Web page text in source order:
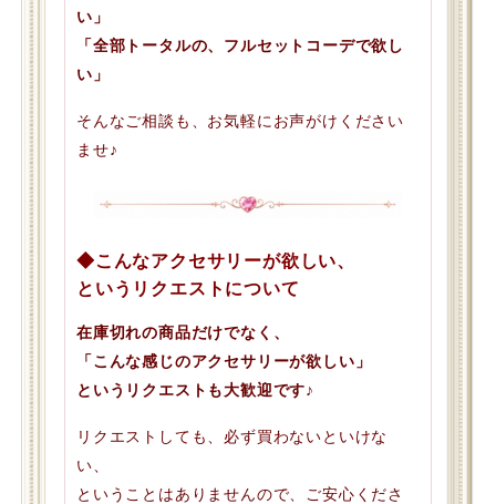
い」
「全部トータルの、フルセットコーデで欲し
い」
そんなご相談も、お気軽にお声がけください
ませ♪
◆こんなアクセサリーが欲しい、
というリクエストについて
在庫切れの商品だけでなく、
「こんな感じのアクセサリーが欲しい」
というリクエストも大歓迎です♪
リクエストしても、必ず買わないといけな
い、
ということはありませんので、ご安心くださ